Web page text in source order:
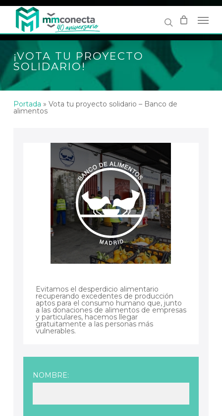
content
¡VOTA TU PROYECTO
SOLIDARIO!
Portada » Vota tu proyecto solidario – Banco de
alimentos
Evitamos el desperdicio alimentario
recuperando excedentes de producción
aptos para el consumo humano que, junto
a las donaciones de alimentos de empresas
y particulares, hacemos llegar
gratuitamente a las personas más
vulnerables.
NOMBRE: